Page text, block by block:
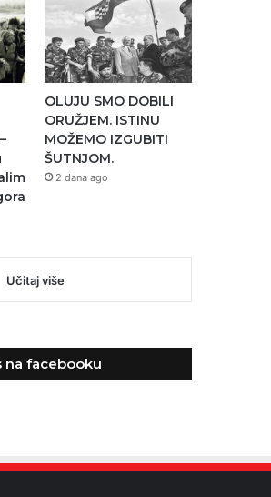
OLUJU SMO DOBILI
ORUŽJEM. ISTINU
MOŽEMO IZGUBITI
ŠUTNJOM.
2 dana ago
Učitaj više
na facebooku